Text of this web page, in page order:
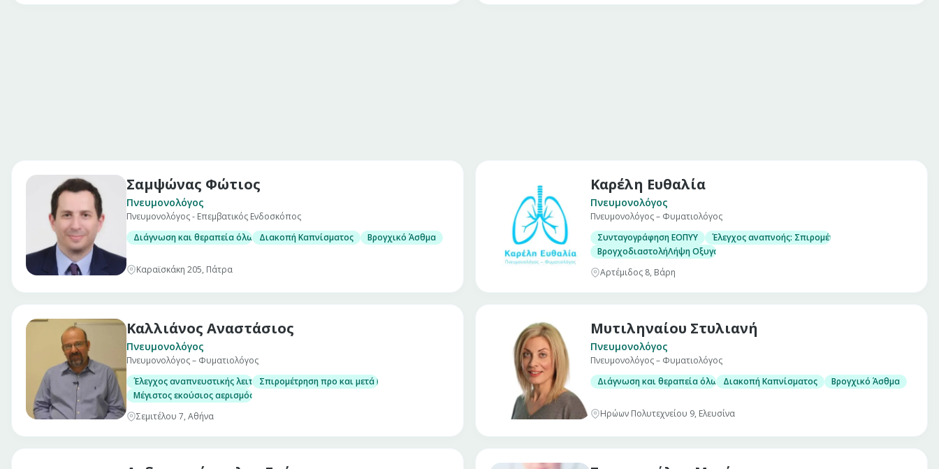
Σαμψώνας Φώτιος
Πνευμονολόγος
Πνευμονολόγος - Επεμβατικός Ενδοσκόπος
Διάγνωση και θεραπεία όλων των πνευμονολογικών παθήσεων
Διακοπή Καπνίσματος Βρογχικό Άσθμα
Καραϊσκάκη 205, Πάτρα
Καρέλη Ευθαλία
Πνευμονολόγος
Πνευμονολόγος – Φυματιολόγος
Συνταγογράφηση ΕΟΠΥΥ
Έλεγχος αναπνοής: Σπιρομέτρηση προ και μετά
ΒρογχοδιαστολήΛήψη Οξυγόνου – Οξυγονοθεραπεία
Αρτέμιδος 8, Βάρη
Καλλιάνος Αναστάσιος
Πνευμονολόγος
Πνευμονολόγος – Φυματιολόγος
Έλεγχος αναπνευστικής λειτουργίαςΣπιρομέτρηση προ και μετά βρογχοδιαστολή
Μέγιστος εκούσιος αερισμός MVV
Σεμιτέλου 7, Αθήνα
Μυτιληναίου Στυλιανή
Πνευμονολόγος
Πνευμονολόγος – Φυματιολόγος
Διάγνωση και θεραπεία όλων των πνευμονολογικών παθήσεων
Διακοπή Καπνίσματος Βρογχικό Άσθμα
Ηρώων Πολυτεχνείου 9, Ελευσίνα